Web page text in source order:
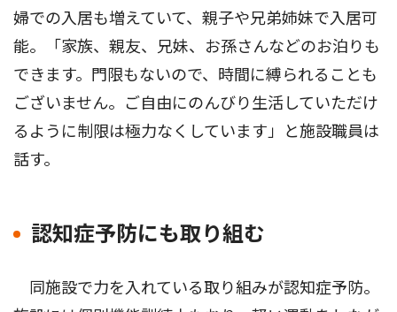
婦での入居も増えていて、親子や兄弟姉妹で入居可
能。「家族、親友、兄妹、お孫さんなどのお泊りも
できます。門限もないので、時間に縛られることも
ございません。ご自由にのんびり生活していただけ
るように制限は極力なくしています」と施設職員は
話す。
認知症予防にも取り組む
同施設で力を入れている取り組みが認知症予防。